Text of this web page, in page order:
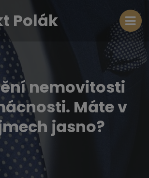
Polák
nemovitosti
Máte v
jasno?